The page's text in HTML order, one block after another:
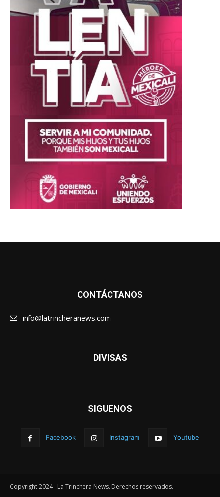
CONTÁCTANOS
info@latrincheranews.com
DIVISAS
SIGUENOS
Facebook Instagram Youtube
Copyright 2024 - La Trinchera News. Derechos reservados.